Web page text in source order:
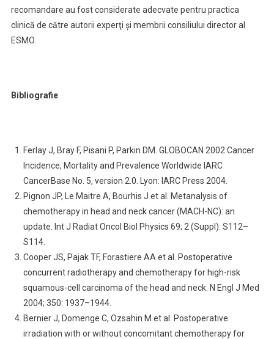
recomandare au fost considerate adecvate pentru practica
clinică de către autorii experţi şi membrii consiliului director al
ESMO.
Bibliografie
Ferlay J, Bray F, Pisani P, Parkin DM. GLOBOCAN 2002 Cancer
Incidence, Mortality and Prevalence Worldwide IARC
CancerBase No. 5, version 2.0. Lyon: IARC Press 2004.
Pignon JP, Le Maitre A, Bourhis J et al. Metanalysis of
chemotherapy in head and neck cancer (MACH-NC): an
update. Int J Radiat Oncol Biol Physics 69; 2 (Suppl): S112–
S114.
Cooper JS, Pajak TF, Forastiere AA et al. Postoperative
concurrent radiotherapy and chemotherapy for high-risk
squamous-cell carcinoma of the head and neck. N Engl J Med
2004; 350: 1937–1944.
Bernier J, Domenge C, Ozsahin M et al. Postoperative
irradiation with or without concomitant chemotherapy for